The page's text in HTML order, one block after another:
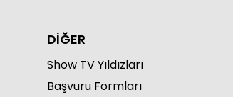
DİĞER
Show TV Yıldızları
Başvuru Formları